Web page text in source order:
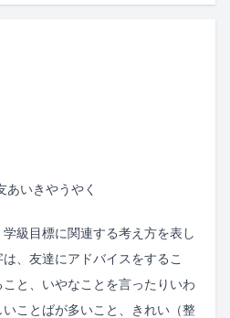
いきやうやく
級目標に関連する考え方を表し
、友達にアドバイスをするこ
と、いやなことを言ったりいわ
ことばが多いこと、きれい（整